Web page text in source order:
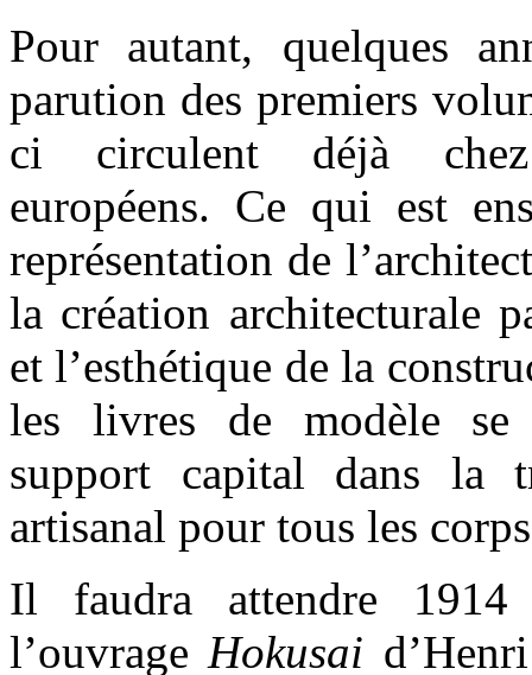
Pour autant, quelques
parution des premiers
ci circulent déjà
européens. Ce qui est
représentation de
la création architecturale
et l’esthétique de la
les livres de modèle se
support capital dans la
artisanal pour tous les
Il faudra attendre
l’ouvrageHokusai